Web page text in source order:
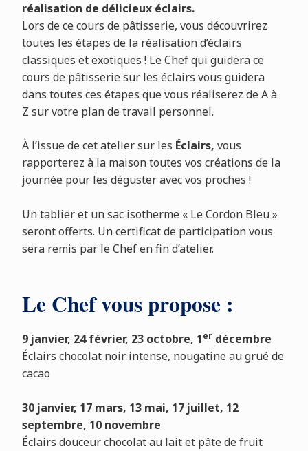
réalisation de délicieux éclairs.
Lors de ce cours de pâtisserie, vous découvrirez
toutes les étapes de la réalisation d’éclairs
classiques et exotiques ! Le Chef qui guidera ce
cours de pâtisserie sur les éclairs vous guidera
dans toutes ces étapes que vous réaliserez de A à
Z sur votre plan de travail personnel.
À l’issue de cet atelier sur les Éclairs, vous
rapporterez à la maison toutes vos créations de la
journée pour les déguster avec vos proches !
Un tablier et un sac isotherme « Le Cordon Bleu »
seront offerts. Un certificat de participation vous
sera remis par le Chef en fin d’atelier.
Le Chef vous propose :
9 janvier, 24 février, 23 octobre, 1erdécembre
Éclairs chocolat noir intense, nougatine au grué de
cacao
30 janvier, 17 mars, 13 mai, 17 juillet, 12
septembre, 10 novembre
Éclairs douceur chocolat au lait et pâte de fruit